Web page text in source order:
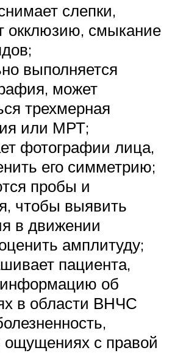
слепки,
окклюзию, смыкание
выполняется
может
трехмерная
или МРТ;
фотографии лица,
его симметрию;
пробы и
чтобы выявить
в движении
амплитуду;
пациента,
информацию об
в области ВНЧС
ощущениях с правой